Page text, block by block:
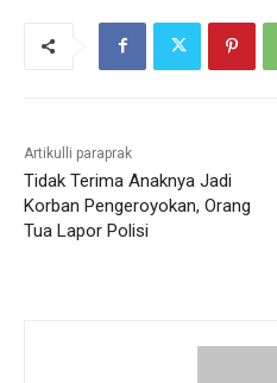
Artikulli paraprak
Tidak Terima Anaknya Jadi
Korban Pengeroyokan, Orang
Tua Lapor Polisi